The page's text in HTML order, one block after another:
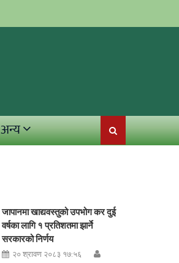
अन्य
जापानमा खाद्यवस्तुको उपभोग कर दुई
वर्षका लागि १ प्रतिशतमा झार्ने
सरकारको निर्णय
२० श्रावण २०८३ १७:५६